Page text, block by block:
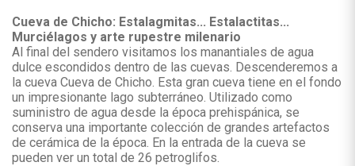
Cueva de Chicho: Estalagmitas... Estalactitas...
Murciélagos y arte rupestre milenario
Al final del sendero visitamos los manantiales de agua
dulce escondidos dentro de las cuevas. Descenderemos a
la cueva Cueva de Chicho. Esta gran cueva tiene en el fondo
un impresionante lago subterráneo. Utilizado como
suministro de agua desde la época prehispánica, se
conserva una importante colección de grandes artefactos
de cerámica de la época. En la entrada de la cueva se
pueden ver un total de 26 petroglifos.